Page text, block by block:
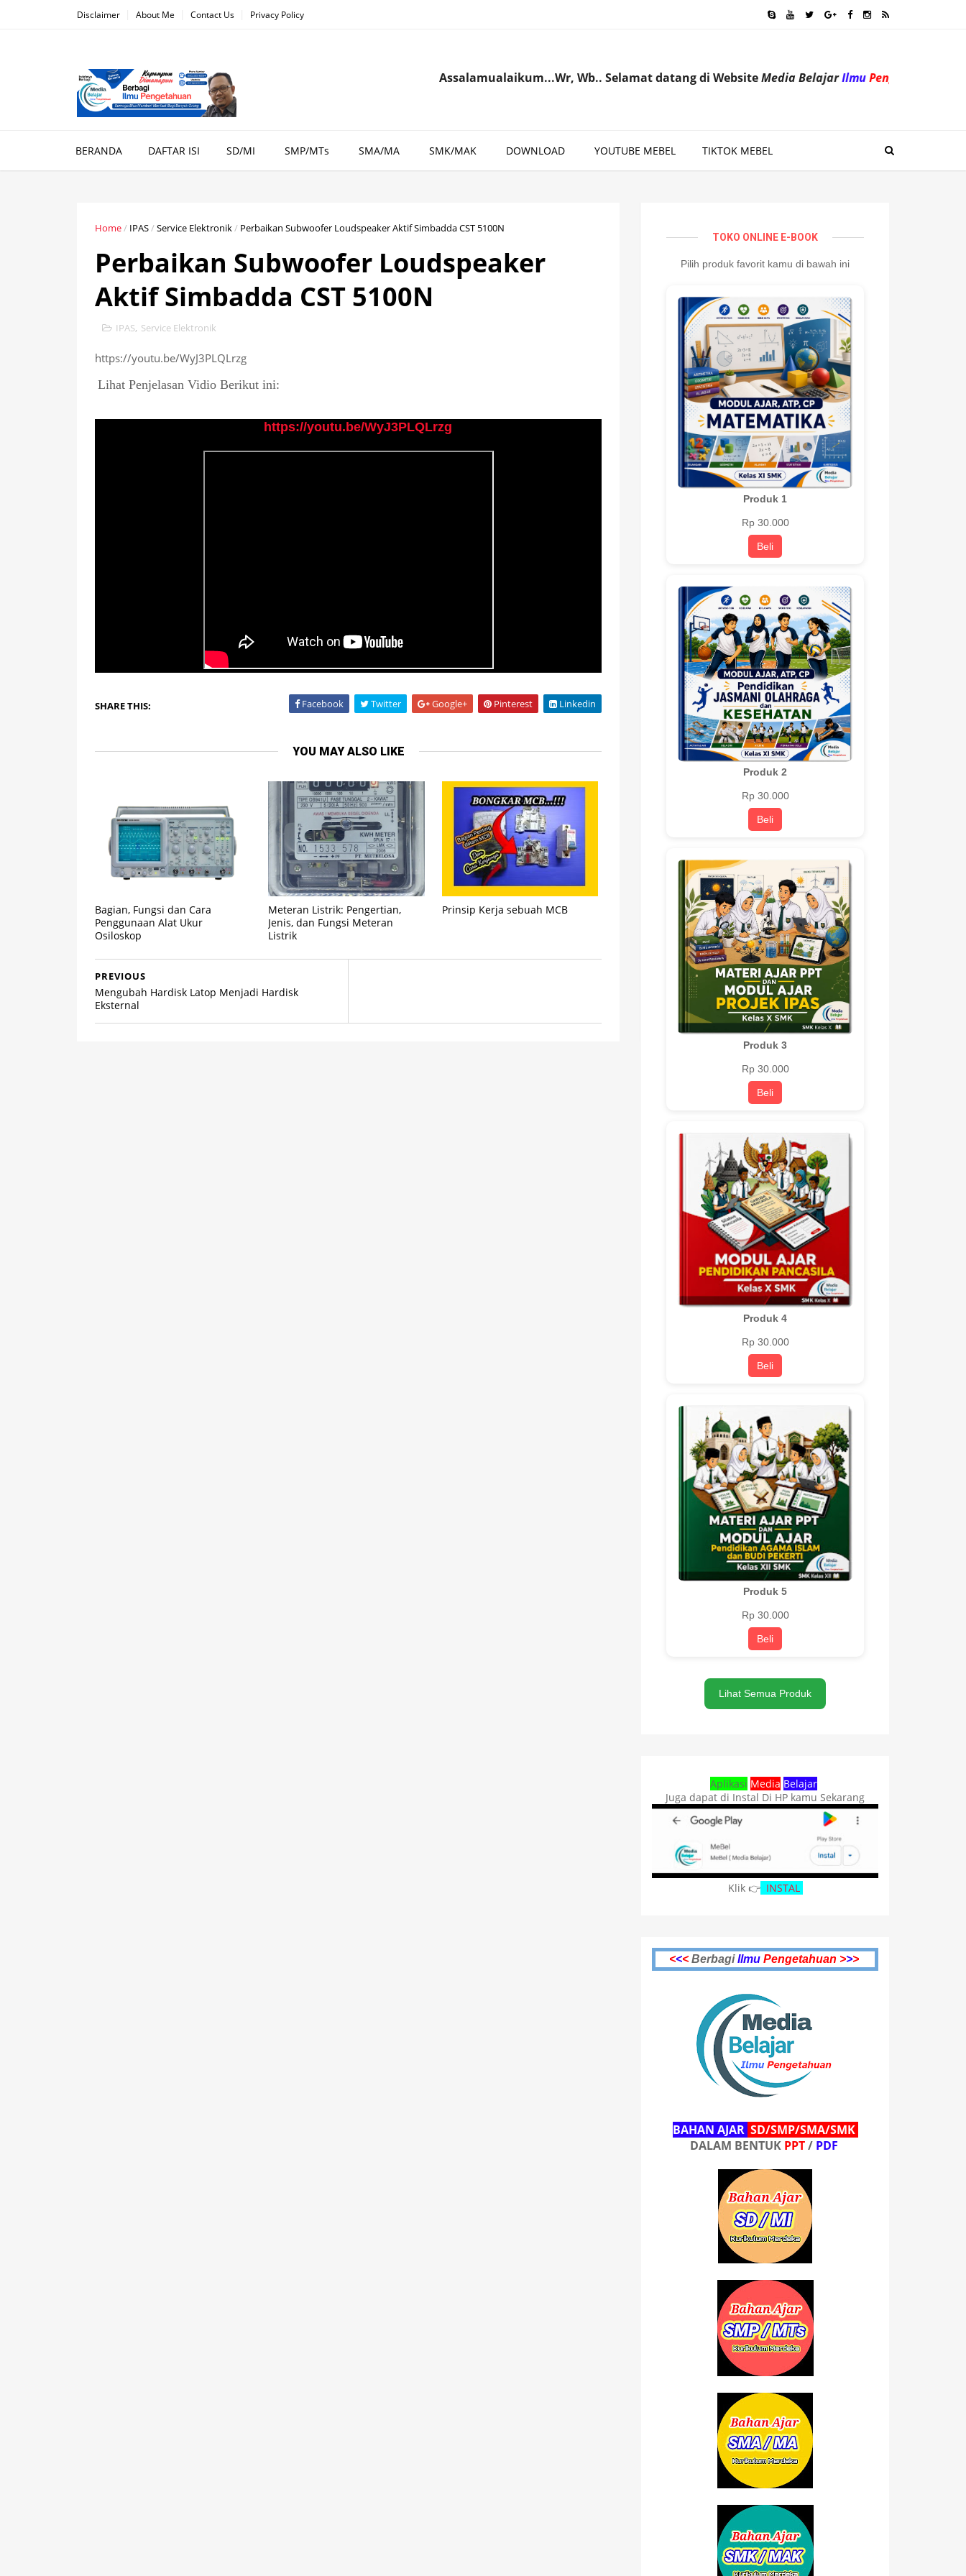
Disclaimer About Me Contact Us Privacy Policy
Assalamualaikum...Wr, Wb.. Selamat datang di WebsiteMedia BelajarIlmuPengetahuan
BERANDA DAFTAR ISI SD/MI SMP/MTs SMA/MA SMK/MAK DOWNLOAD YOUTUBE MEBEL TIKTOK MEBEL
Home/ IPAS/Service Elektronik/ Perbaikan Subwoofer Loudspeaker Aktif Simbadda CST 5100N
Perbaikan Subwoofer Loudspeaker
Aktif Simbadda CST 5100N
IPAS, Service Elektronik
https://youtu.be/WyJ3PLQLrzg
Lihat Penjelasan Vidio Berikut ini:
https://youtu.be/WyJ3PLQLrzg
SHARE THIS: Facebook Twitter Google+ Pinterest Linkedin
YOU MAY ALSO LIKE
Bagian, Fungsi dan Cara
Penggunaan Alat Ukur
Osiloskop
Meteran Listrik: Pengertian,
Jenis, dan Fungsi Meteran
Listrik
Prinsip Kerja sebuah MCB
PREVIOUS
Mengubah Hardisk Latop Menjadi Hardisk
Eksternal
TOKO ONLINE E-BOOK
Pilih produk favorit kamu di bawah ini
Produk 1
Rp 30.000
Beli
Produk 2
Rp 30.000
Beli
Produk 3
Rp 30.000
Beli
Produk 4
Rp 30.000
Beli
Produk 5
Rp 30.000
Beli
Lihat Semua Produk
Aplikasi Media Belajar
Juga dapat di Instal Di HP kamu Sekarang
Klik 👉INSTAL
<<< BerbagiIlmuPengetahuan >>>
BAHAN AJAR SD/SMP/SMA/SMK
DALAM BENTUK PPT/ PDF